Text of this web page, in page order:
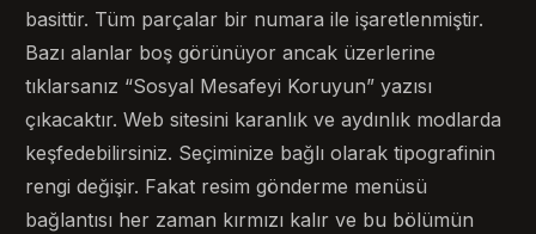
basittir. Tüm parçalar bir numara ile işaretlenmiştir.
Bazı alanlar boş görünüyor ancak üzerlerine
tıklarsanız “Sosyal Mesafeyi Koruyun” yazısı
çıkacaktır. Web sitesini karanlık ve aydınlık modlarda
keşfedebilirsiniz. Seçiminize bağlı olarak tipografinin
rengi değişir. Fakat resim gönderme menüsü
bağlantısı her zaman kırmızı kalır ve bu bölümün